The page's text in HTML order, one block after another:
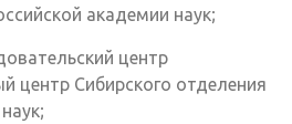
академии наук;
центр
центр Сибирского отделения